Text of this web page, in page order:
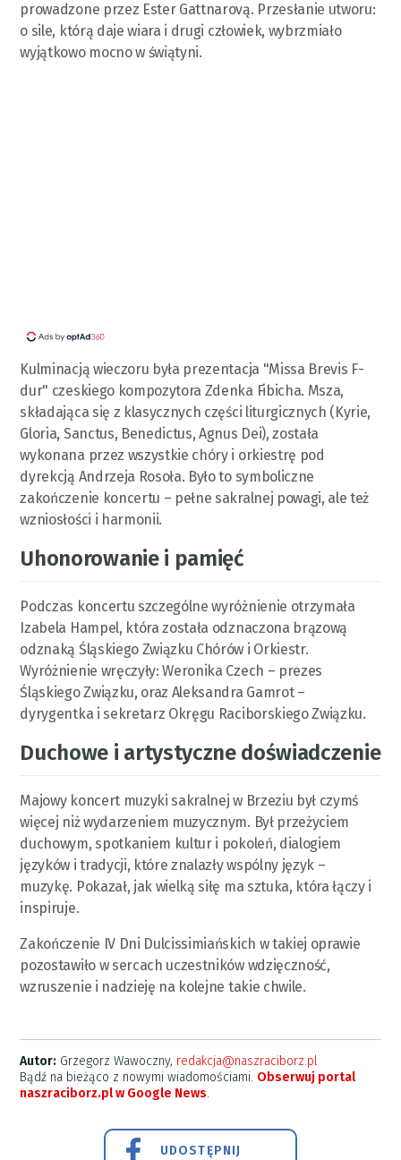
prowadzone przez Ester Gattnarovą. Przesłanie utworu:
o sile, którą daje wiara i drugi człowiek, wybrzmiało
wyjątkowo mocno w świątyni.
Kulminacją wieczoru była prezentacja "Missa Brevis F-
dur" czeskiego kompozytora Zdenka Fibicha. Msza,
składająca się z klasycznych części liturgicznych (Kyrie,
Gloria, Sanctus, Benedictus, Agnus Dei), została
wykonana przez wszystkie chóry i orkiestrę pod
dyrekcją Andrzeja Rosoła. Było to symboliczne
zakończenie koncertu – pełne sakralnej powagi, ale też
wzniosłości i harmonii.
Uhonorowanie i pamięć
Podczas koncertu szczególne wyróżnienie otrzymała
Izabela Hampel, która została odznaczona brązową
odznaką Śląskiego Związku Chórów i Orkiestr.
Wyróżnienie wręczyły: Weronika Czech – prezes
Śląskiego Związku, oraz Aleksandra Gamrot –
dyrygentka i sekretarz Okręgu Raciborskiego Związku.
Duchowe i artystyczne doświadczenie
Majowy koncert muzyki sakralnej w Brzeziu był czymś
więcej niż wydarzeniem muzycznym. Był przeżyciem
duchowym, spotkaniem kultur i pokoleń, dialogiem
języków i tradycji, które znalazły wspólny język –
muzykę. Pokazał, jak wielką siłę ma sztuka, która łączy i
inspiruje.
Zakończenie IV Dni Dulcissimiańskich w takiej oprawie
pozostawiło w sercach uczestników wdzięczność,
wzruszenie i nadzieję na kolejne takie chwile.
Autor: Grzegorz Wawoczny, redakcja@naszraciborz.pl
Bądź na bieżąco z nowymi wiadomościami. Obserwuj portal
naszraciborz.pl w Google News.
UDOSTĘPNIJ